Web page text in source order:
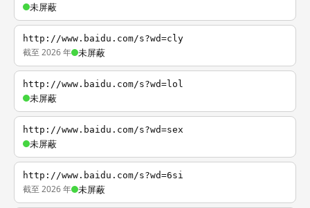
未屏蔽
http://www.baidu.com/s?wd=cly
截至 2026 年 未屏蔽
http://www.baidu.com/s?wd=lol
未屏蔽
http://www.baidu.com/s?wd=sex
未屏蔽
http://www.baidu.com/s?wd=6si
截至 2026 年 未屏蔽